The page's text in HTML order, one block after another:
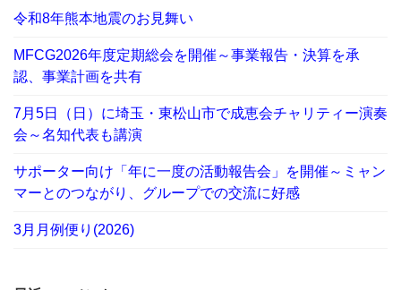
令和8年熊本地震のお見舞い
MFCG2026年度定期総会を開催～事業報告・決算を承
認、事業計画を共有
7月5日（日）に埼玉・東松山市で成恵会チャリティー演奏
会～名知代表も講演
サポーター向け「年に一度の活動報告会」を開催～ミャン
マーとのつながり、グループでの交流に好感
3月月例便り(2026)